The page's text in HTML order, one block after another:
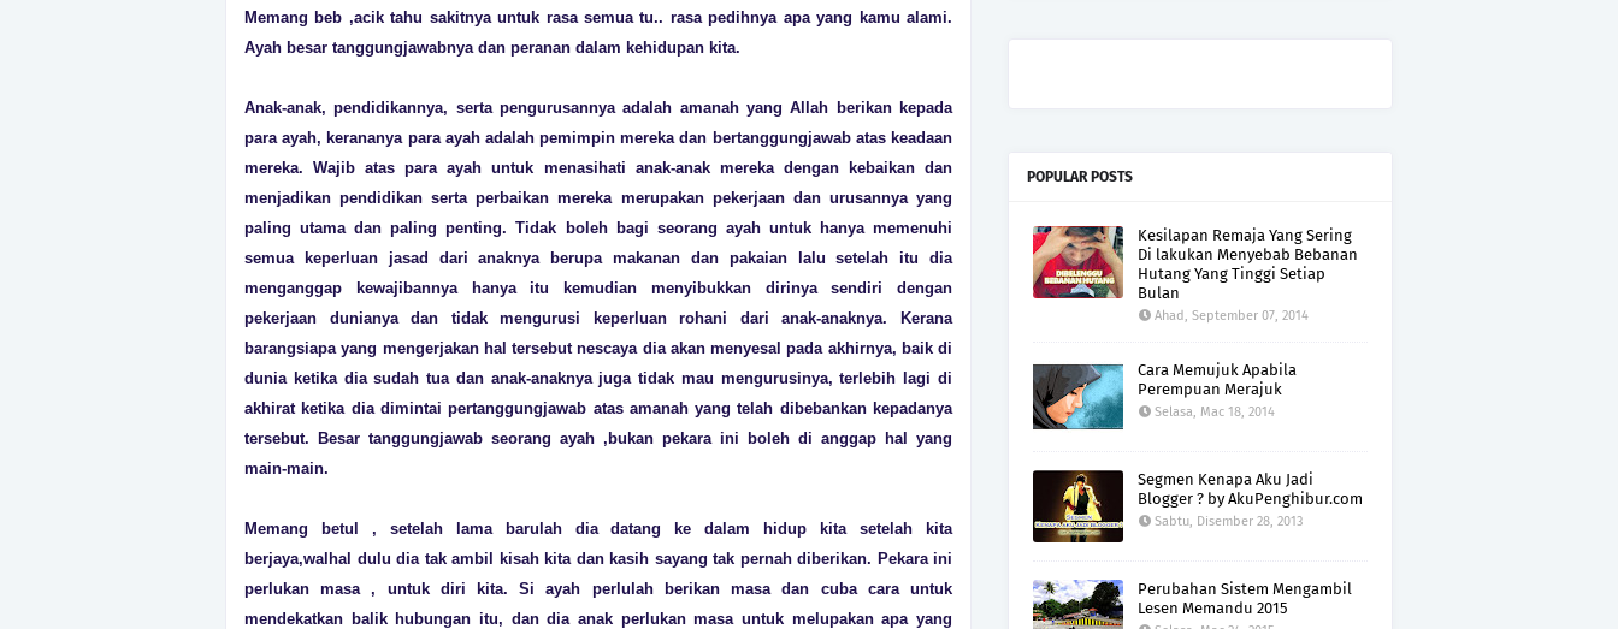
Memang beb ,acik tahu sakitnya untuk rasa semua tu.. rasa pedihnya apa yang kamu alami.
Ayah besar tanggungjawabnya dan peranan dalam kehidupan kita.
Anak-anak, pendidikannya, serta pengurusannya adalah amanah yang Allah berikan kepada
para ayah, kerananya para ayah adalah pemimpin mereka dan bertanggungjawab atas keadaan
mereka. Wajib atas para ayah untuk menasihati anak-anak mereka dengan kebaikan dan
menjadikan pendidikan serta perbaikan mereka merupakan pekerjaan dan urusannya yang
paling utama dan paling penting. Tidak boleh bagi seorang ayah untuk hanya memenuhi
semua keperluan jasad dari anaknya berupa makanan dan pakaian lalu setelah itu dia
menganggap kewajibannya hanya itu kemudian menyibukkan dirinya sendiri dengan
pekerjaan dunianya dan tidak mengurusi keperluan rohani dari anak-anaknya. Kerana
barangsiapa yang mengerjakan hal tersebut nescaya dia akan menyesal pada akhirnya, baik di
dunia ketika dia sudah tua dan anak-anaknya juga tidak mau mengurusinya, terlebih lagi di
akhirat ketika dia dimintai pertanggungjawab atas amanah yang telah dibebankan kepadanya
tersebut. Besar tanggungjawab seorang ayah ,bukan pekara ini boleh di anggap hal yang
main-main.
Memang betul , setelah lama barulah dia datang ke dalam hidup kita setelah kita
berjaya,walhal dulu dia tak ambil kisah kita dan kasih sayang tak pernah diberikan. Pekara ini
perlukan masa , untuk diri kita. Si ayah perlulah berikan masa dan cuba cara untuk
mendekatkan balik hubungan itu, dan dia anak perlukan masa untuk melupakan apa yang
POPULAR POSTS
Kesilapan Remaja Yang Sering
Di lakukan Menyebab Bebanan
Hutang Yang Tinggi Setiap
Bulan
Ahad, September 07, 2014
Cara Memujuk Apabila
Perempuan Merajuk
Selasa, Mac 18, 2014
Segmen Kenapa Aku Jadi
Blogger ? by AkuPenghibur.com
Sabtu, Disember 28, 2013
Perubahan Sistem Mengambil
Lesen Memandu 2015